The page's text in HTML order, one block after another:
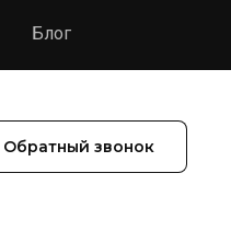
Блог
Обратный звонок